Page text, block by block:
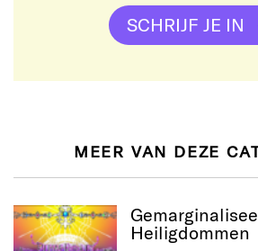
SCHRIJF JE IN
MEER VAN DEZE
Heiligdommen